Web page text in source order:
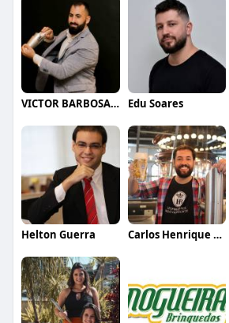
VICTOR BARBOSA QUARANTA Edu Soares
Helton Guerra Carlos Henrique de Faria Vasconcelos